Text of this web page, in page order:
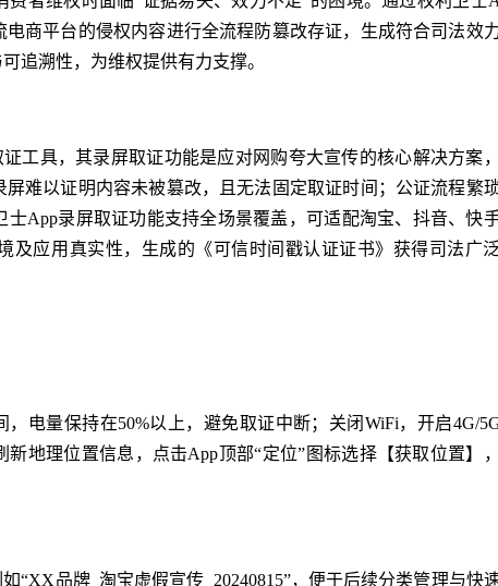
商平台的侵权内容进行全流程防篡改存证，生成符合司法效
追溯性，为维权提供有力支撑。
工具，其录屏取证功能是应对网购夸大宣传的核心解决方案
难以证明内容未被篡改，且无法固定取证时间；公证流程繁琐
App录屏取证功能支持全场景覆盖，可适配淘宝、抖音、快手
及应用真实性，生成的《可信时间戳认证证书》获得司法广
，电量保持在50%以上，避免取证中断；关闭WiFi，开启4G/
地理位置信息，点击App顶部“定位”图标选择【获取位置】
“XX品牌_淘宝虚假宣传_20240815”，便于后续分类管理与快